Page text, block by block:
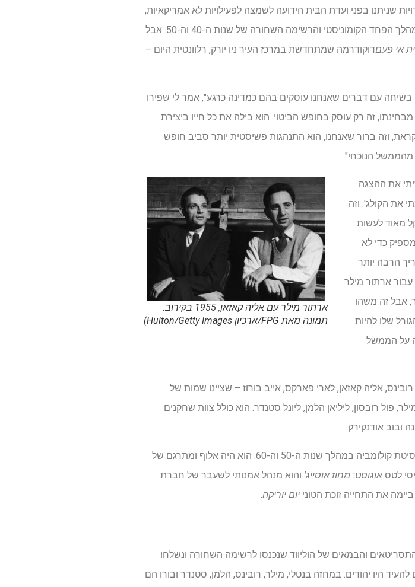
1947 ל-1959. הוא מורכב מעדויות שניתנו בפני ועדת הבית הידועה לשמצה לפעילויות לא אמריקאיות,
שפגעה או הרסה את חייהם של אנשים רבים בעולם הבידור במהלך הפחד הקומוניסטי והרשימה השחורה של שנות ה-40 וה-50. אבל
אי פעםדוקודרמה שמתחדשת במרכז העיר ניו יורק, רלוונטית היום –
עם דברים שאנחנו עוסקים בהם כמדינה כרגע", אמר לי שפירו
זה רק עוסק בחופש הביטוי. הוא בילה את כל חייו ביצירת
וזה ברור שאנחנו, הוא התנהגות פשיסטית יותר סביב חופש
מהממשל הנוכחי".
ארתור מילר עם אליה קאזאן, 1955 בקירוב.
תמונה מאת FPG/ארכיון Hulton/Getty Images)
צעיר מג'פרי", המשיך שפירו, בן 60. "עשיתי את ההצגה
בעצם, בדיוק סיימתי את הקולג'. וזה
מאוד לעשות
כדי לא
הרבה יותר
ארתור מילר
אבל זה משהו
שלו להיות
על הממשל
אליה קאזאן, לארי פארקס, אייב בורוז – שציינו שמות של
רובסון, ליליאן הלמן, ליונל סטנדר. הוא כולל צוות שחקנים
ובוב אודנקירק.
בנטלי, שמת ב-2020 בגיל 103, לימד ספרות דרמטית באוניברסיטת קולומביה במהלך שנות ה-50 וה-60. הוא היה אלוף ומתרגם של
לטס אוגוסט: מחוז אוסייג' והוא מנהל אמנותי לשעבר של חברת
את התחייה זוכת הטוני יום יוריקה
והבמאים של הוליווד שנכנסו לרשימה השחורה ונשלחו
היו יהודים. במחזה בנטלי, מילר, רובינס, הלמן, סטנדר ובורו הם